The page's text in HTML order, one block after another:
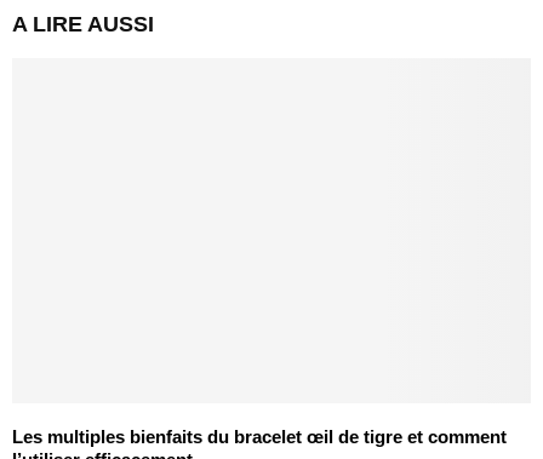
A LIRE AUSSI
Les multiples bienfaits du bracelet œil de tigre et comment